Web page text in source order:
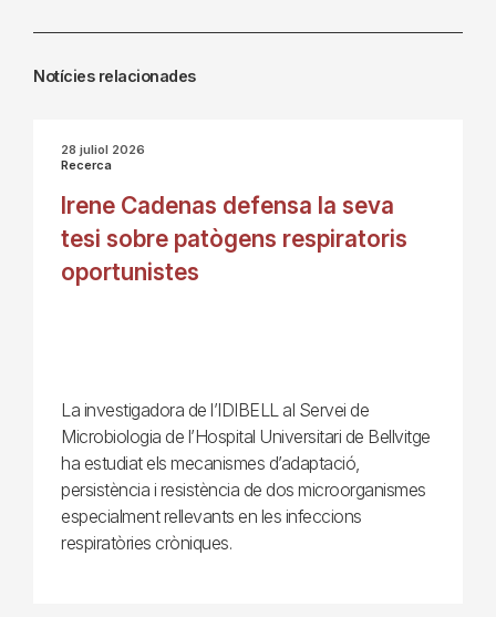
Notícies relacionades
28 juliol 2026
Recerca
Irene Cadenas defensa la seva
tesi sobre patògens respiratoris
oportunistes
La investigadora de l’IDIBELL al Servei de
Microbiologia de l’Hospital Universitari de Bellvitge
ha estudiat els mecanismes d’adaptació,
persistència i resistència de dos microorganismes
especialment rellevants en les infeccions
respiratòries cròniques.